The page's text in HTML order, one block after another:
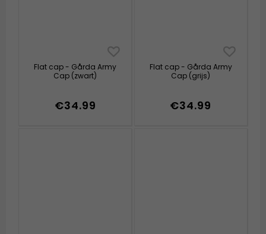
Flat cap - Gårda Army
Cap (zwart)
€34.99
Flat cap - Gårda Army
Cap (grijs)
€34.99